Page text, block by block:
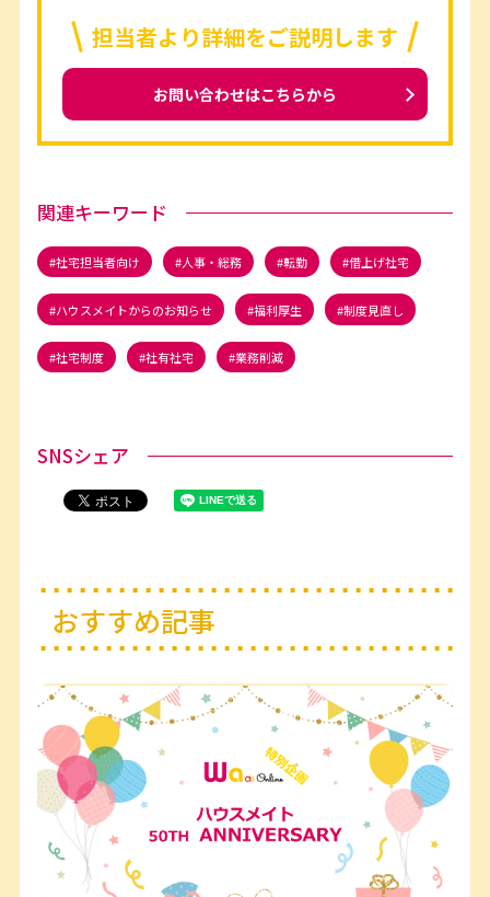
担当者より詳細をご説明します
お問い合わせはこちらから
関連キーワード
社宅担当者向け 人事・総務 転勤 借上げ社宅
ハウスメイトからのお知らせ 福利厚生 制度見直し
社宅制度 社有社宅 業務削減
SNSシェア
おすすめ記事